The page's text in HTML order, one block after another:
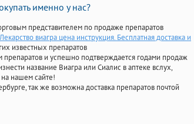
именно у нас?
представителем по продаже препаратов
Лекарство виагра цена инструкция. Бесплатная доставка и
известных препаратов
препаратов и успешно подтверждается годами продаж
название Виагра или Сиалис в аптеке вслух,
нашем сайте!
так же возможна доставка препаратов почтой